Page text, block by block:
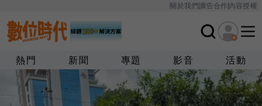
關於我們廣告合作內容授權
熱門 新聞 專題 影音 活動